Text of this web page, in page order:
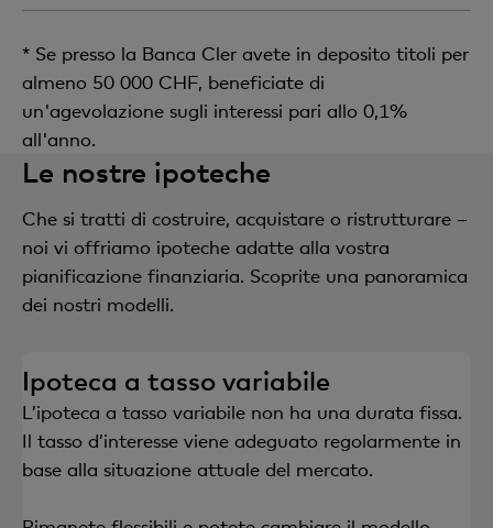
* Se presso la Banca Cler avete in deposito titoli per
almeno 50 000 CHF, beneficiate di
un'agevolazione sugli interessi pari allo 0,1%
all'anno.
Le nostre ipoteche
Che si tratti di costruire, acquistare o ristrutturare –
noi vi offriamo ipoteche adatte alla vostra
pianificazione finanziaria. Scoprite una panoramica
dei nostri modelli.
Ipoteca a tasso variabile
L’ipoteca a tasso variabile non ha una durata fissa.
Il tasso d’interesse viene adeguato regolarmente in
base alla situazione attuale del mercato.